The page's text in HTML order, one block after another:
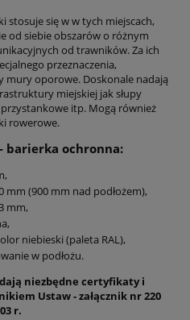
stosuje się w w tych miejscach,
od siebie obszarów o różnym
od trawników. Za ich
przeznaczenia,
mury oporowe. Doskonale nadają
miejskiej jak słupy
itp. Mogą również
rowerowe.
barierka ochronna:
mm (900 mm nad podłożem),
mm,
niebieski (paleta RAL),
w podłożu.
niezbędne certyfikaty i
Ustaw - załącznik nr 220
r.